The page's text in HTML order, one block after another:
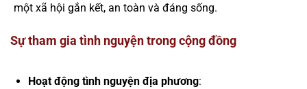
một xã hội gắn kết, an toàn và đáng sống.
Sự tham gia tình nguyện trong cộng đồng
Hoạt động tình nguyện địa phương: